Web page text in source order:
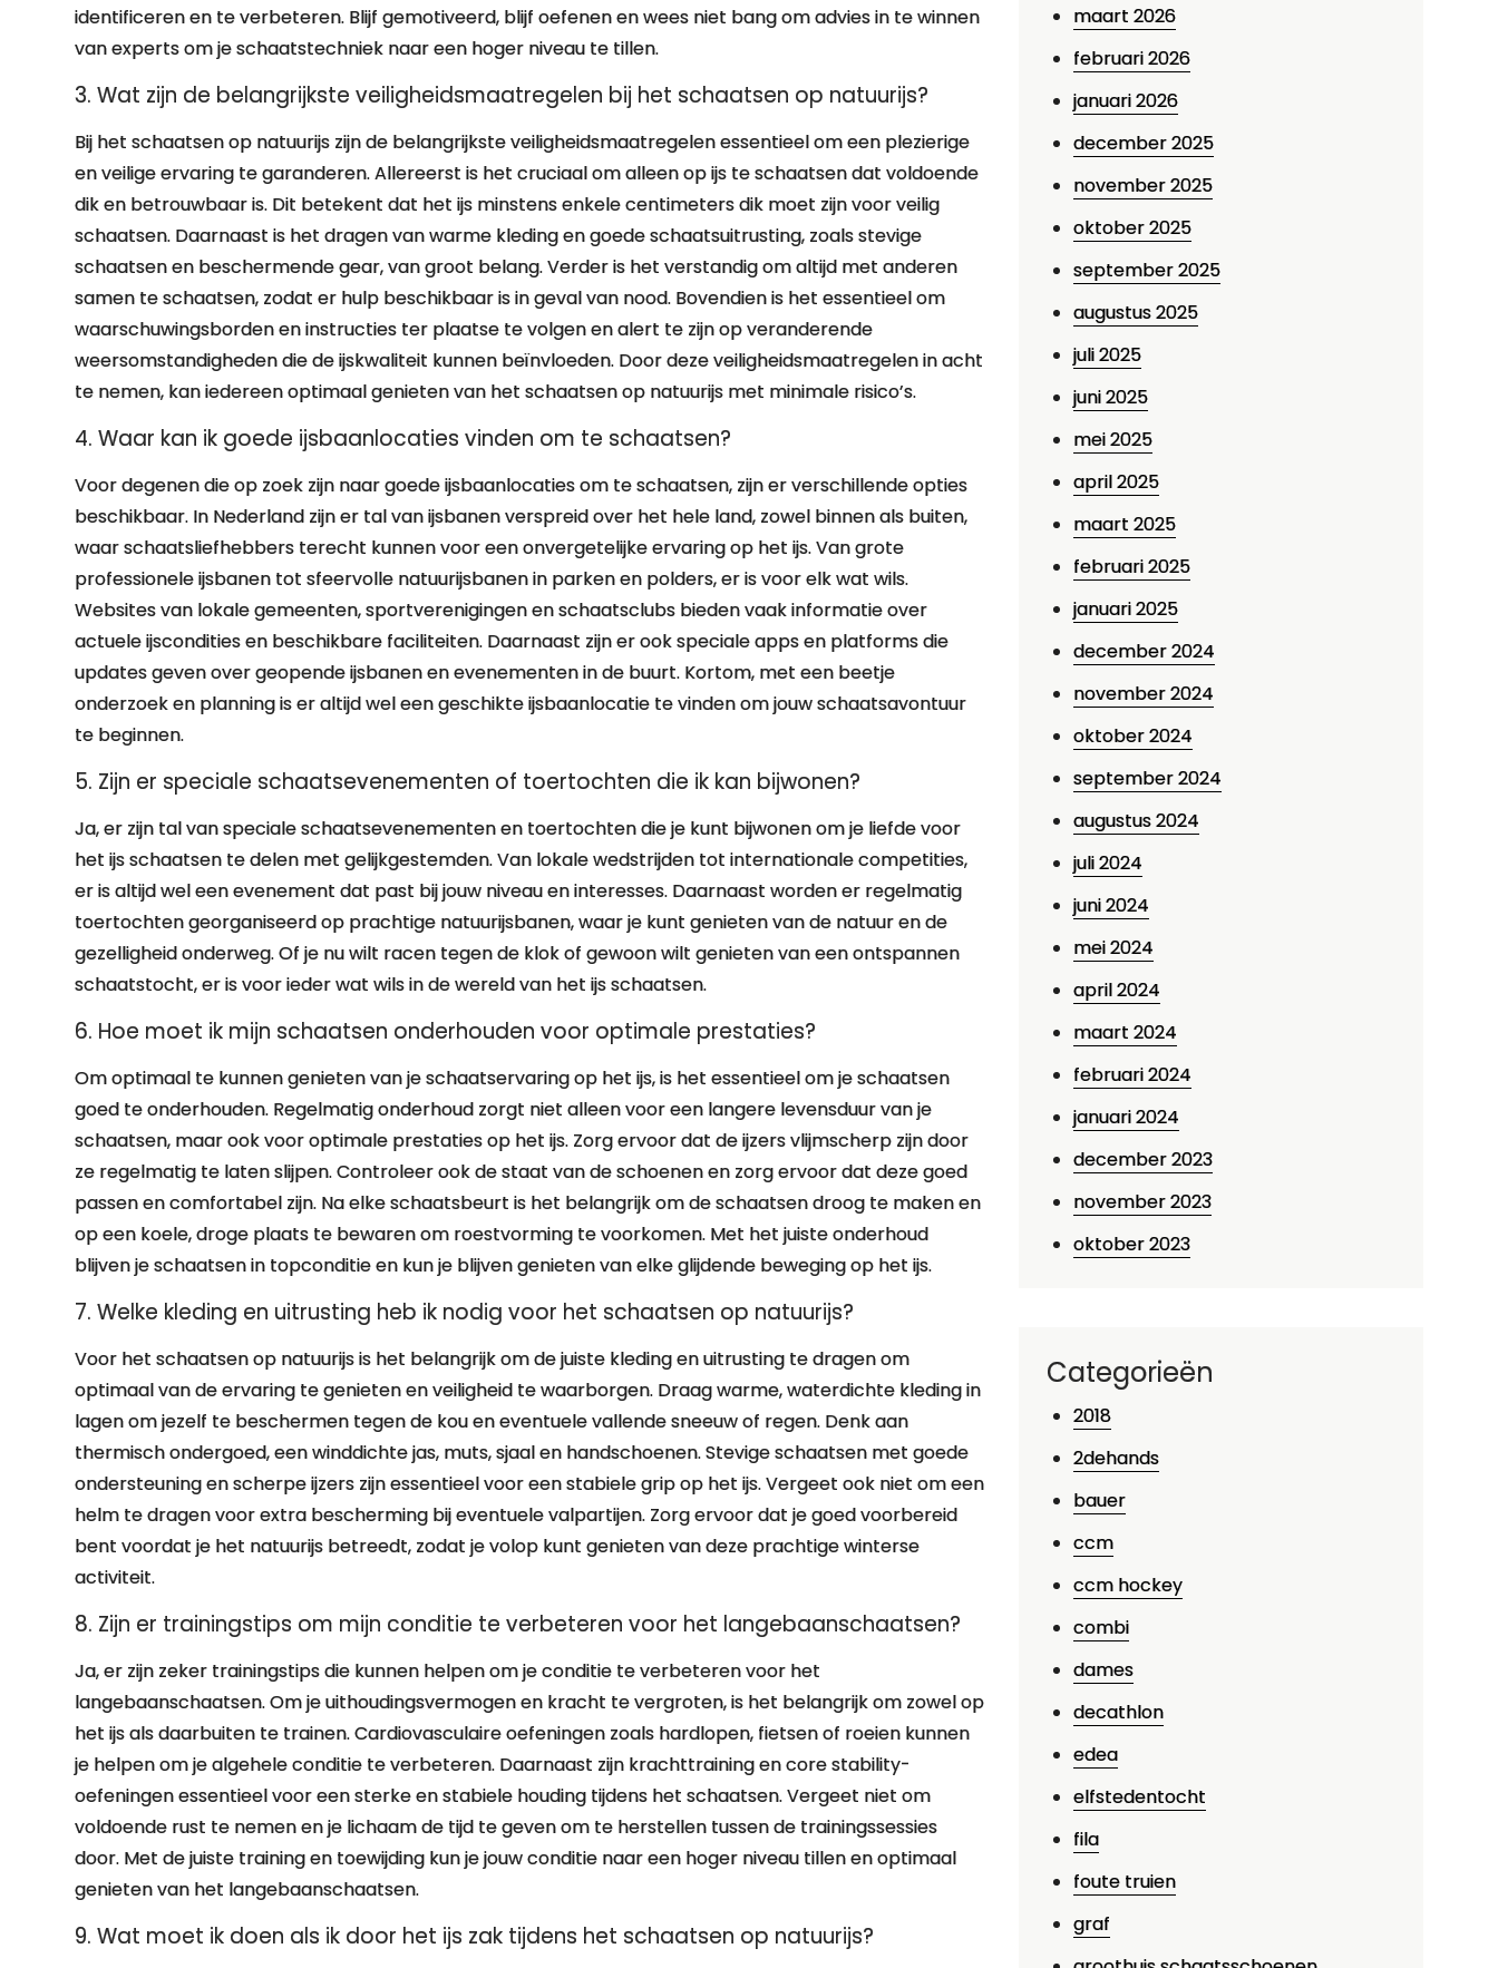
identificeren en te verbeteren. Blijf gemotiveerd, blijf oefenen en wees niet bang om advies in te winnen
van experts om je schaatstechniek naar een hoger niveau te tillen.
3. Wat zijn de belangrijkste veiligheidsmaatregelen bij het schaatsen op natuurijs?
Bij het schaatsen op natuurijs zijn de belangrijkste veiligheidsmaatregelen essentieel om een plezierige
en veilige ervaring te garanderen. Allereerst is het cruciaal om alleen op ijs te schaatsen dat voldoende
dik en betrouwbaar is. Dit betekent dat het ijs minstens enkele centimeters dik moet zijn voor veilig
schaatsen. Daarnaast is het dragen van warme kleding en goede schaatsuitrusting, zoals stevige
schaatsen en beschermende gear, van groot belang. Verder is het verstandig om altijd met anderen
samen te schaatsen, zodat er hulp beschikbaar is in geval van nood. Bovendien is het essentieel om
waarschuwingsborden en instructies ter plaatse te volgen en alert te zijn op veranderende
weersomstandigheden die de ijskwaliteit kunnen beïnvloeden. Door deze veiligheidsmaatregelen in acht
te nemen, kan iedereen optimaal genieten van het schaatsen op natuurijs met minimale risico’s.
4. Waar kan ik goede ijsbaanlocaties vinden om te schaatsen?
Voor degenen die op zoek zijn naar goede ijsbaanlocaties om te schaatsen, zijn er verschillende opties
beschikbaar. In Nederland zijn er tal van ijsbanen verspreid over het hele land, zowel binnen als buiten,
waar schaatsliefhebbers terecht kunnen voor een onvergetelijke ervaring op het ijs. Van grote
professionele ijsbanen tot sfeervolle natuurijsbanen in parken en polders, er is voor elk wat wils.
Websites van lokale gemeenten, sportverenigingen en schaatsclubs bieden vaak informatie over
actuele ijscondities en beschikbare faciliteiten. Daarnaast zijn er ook speciale apps en platforms die
updates geven over geopende ijsbanen en evenementen in de buurt. Kortom, met een beetje
onderzoek en planning is er altijd wel een geschikte ijsbaanlocatie te vinden om jouw schaatsavontuur
te beginnen.
5. Zijn er speciale schaatsevenementen of toertochten die ik kan bijwonen?
Ja, er zijn tal van speciale schaatsevenementen en toertochten die je kunt bijwonen om je liefde voor
het ijs schaatsen te delen met gelijkgestemden. Van lokale wedstrijden tot internationale competities,
er is altijd wel een evenement dat past bij jouw niveau en interesses. Daarnaast worden er regelmatig
toertochten georganiseerd op prachtige natuurijsbanen, waar je kunt genieten van de natuur en de
gezelligheid onderweg. Of je nu wilt racen tegen de klok of gewoon wilt genieten van een ontspannen
schaatstocht, er is voor ieder wat wils in de wereld van het ijs schaatsen.
6. Hoe moet ik mijn schaatsen onderhouden voor optimale prestaties?
Om optimaal te kunnen genieten van je schaatservaring op het ijs, is het essentieel om je schaatsen
goed te onderhouden. Regelmatig onderhoud zorgt niet alleen voor een langere levensduur van je
schaatsen, maar ook voor optimale prestaties op het ijs. Zorg ervoor dat de ijzers vlijmscherp zijn door
ze regelmatig te laten slijpen. Controleer ook de staat van de schoenen en zorg ervoor dat deze goed
passen en comfortabel zijn. Na elke schaatsbeurt is het belangrijk om de schaatsen droog te maken en
op een koele, droge plaats te bewaren om roestvorming te voorkomen. Met het juiste onderhoud
blijven je schaatsen in topconditie en kun je blijven genieten van elke glijdende beweging op het ijs.
7. Welke kleding en uitrusting heb ik nodig voor het schaatsen op natuurijs?
Voor het schaatsen op natuurijs is het belangrijk om de juiste kleding en uitrusting te dragen om
optimaal van de ervaring te genieten en veiligheid te waarborgen. Draag warme, waterdichte kleding in
lagen om jezelf te beschermen tegen de kou en eventuele vallende sneeuw of regen. Denk aan
thermisch ondergoed, een winddichte jas, muts, sjaal en handschoenen. Stevige schaatsen met goede
ondersteuning en scherpe ijzers zijn essentieel voor een stabiele grip op het ijs. Vergeet ook niet om een
helm te dragen voor extra bescherming bij eventuele valpartijen. Zorg ervoor dat je goed voorbereid
bent voordat je het natuurijs betreedt, zodat je volop kunt genieten van deze prachtige winterse
activiteit.
8. Zijn er trainingstips om mijn conditie te verbeteren voor het langebaanschaatsen?
Ja, er zijn zeker trainingstips die kunnen helpen om je conditie te verbeteren voor het
langebaanschaatsen. Om je uithoudingsvermogen en kracht te vergroten, is het belangrijk om zowel op
het ijs als daarbuiten te trainen. Cardiovasculaire oefeningen zoals hardlopen, fietsen of roeien kunnen
je helpen om je algehele conditie te verbeteren. Daarnaast zijn krachttraining en core stability-
oefeningen essentieel voor een sterke en stabiele houding tijdens het schaatsen. Vergeet niet om
voldoende rust te nemen en je lichaam de tijd te geven om te herstellen tussen de trainingssessies
door. Met de juiste training en toewijding kun je jouw conditie naar een hoger niveau tillen en optimaal
genieten van het langebaanschaatsen.
9. Wat moet ik doen als ik door het ijs zak tijdens het schaatsen op natuurijs?
maart 2026
februari 2026
januari 2026
december 2025
november 2025
oktober 2025
september 2025
augustus 2025
juli 2025
juni 2025
mei 2025
april 2025
maart 2025
februari 2025
januari 2025
december 2024
november 2024
oktober 2024
september 2024
augustus 2024
juli 2024
juni 2024
mei 2024
april 2024
maart 2024
februari 2024
januari 2024
december 2023
november 2023
oktober 2023
Categorieën
2018
2dehands
bauer
ccm
ccm hockey
combi
dames
decathlon
edea
elfstedentocht
fila
foute truien
graf